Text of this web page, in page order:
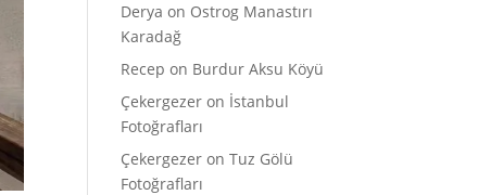
Derya on Ostrog Manastırı
Karadağ
Recep on Burdur Aksu Köyü
Çekergezer on İstanbul
Fotoğrafları
Çekergezer onTuz Gölü
Fotoğrafları